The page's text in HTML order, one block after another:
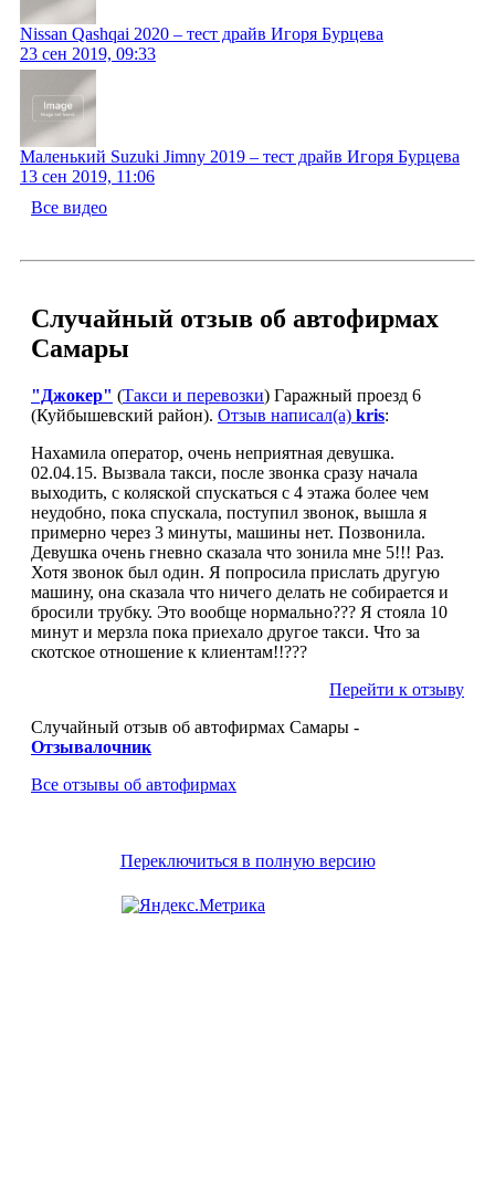
Nissan Qashqai 2020 – тест драйв Игоря Бурцева
23 сен 2019, 09:33
Маленький Suzuki Jimny 2019 – тест драйв Игоря Бурцева
13 сен 2019, 11:06
Все видео
Случайный отзыв об автофирмах
Самары
"Джокер" (Такси и перевозки) Гаражный проезд 6
(Куйбышевский район). Отзыв написал(а) kris:
Нахамила оператор, очень неприятная девушка.
02.04.15. Вызвала такси, после звонка сразу начала
выходить, с коляской спускаться с 4 этажа более чем
неудобно, пока спускала, поступил звонок, вышла я
примерно через 3 минуты, машины нет. Позвонила.
Девушка очень гневно сказала что зонила мне 5!!! Раз.
Хотя звонок был один. Я попросила прислать другую
машину, она сказала что ничего делать не собирается и
бросили трубку. Это вообще нормально??? Я стояла 10
минут и мерзла пока приехало другое такси. Что за
скотское отношение к клиентам!!???
Перейти к отзыву
Случайный отзыв об автофирмах Самары -
Отзывалочник
Все отзывы об автофирмах
Переключиться в полную версию